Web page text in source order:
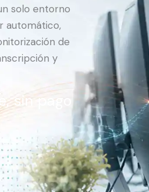
solo entorno
automático,
de
y
sin pago